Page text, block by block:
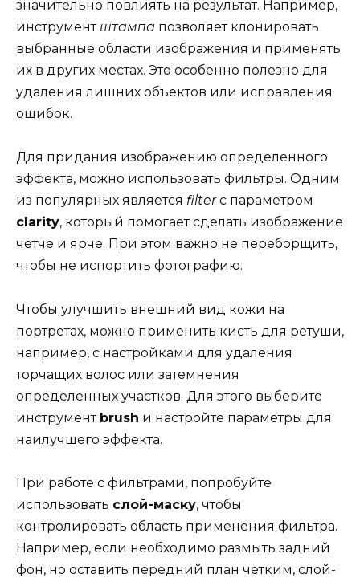
значительно повлиять на результат. Например,
инструментштампа позволяет клонировать
выбранные области изображения и применять
их в других местах. Это особенно полезно для
удаления лишних объектов или исправления
ошибок.
Для придания изображению определенного
эффекта, можно использовать фильтры. Одним
из популярных является filterс параметром
clarity, который помогает сделать изображение
четче и ярче. При этом важно не переборщить,
чтобы не испортить фотографию.
Чтобы улучшить внешний вид кожи на
портретах, можно применить кисть для ретуши,
например, с настройками для удаления
торчащих волос или затемнения
определенных участков. Для этого выберите
инструмент brush и настройте параметры для
наилучшего эффекта.
При работе с фильтрами, попробуйте
использовать слой-маску, чтобы
контролировать область применения фильтра.
Например, если необходимо размыть задний
фон, но оставить передний план четким, слой-